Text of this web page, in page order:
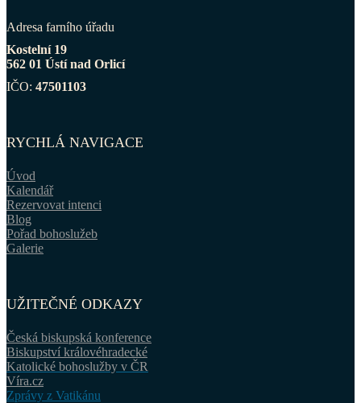
Adresa farního úřadu
Kostelní 19
562 01 Ústí nad Orlicí
IČO: 47501103
RYCHLÁ NAVIGACE
Úvod
Kalendář
Rezervovat intenci
Blog
Pořad bohoslužeb
Galerie
UŽITEČNÉ ODKAZY
Česká biskupská konference
Biskupství královéhradecké
Katolické bohoslužby v ČR
Víra.cz
Zprávy z Vatikánu